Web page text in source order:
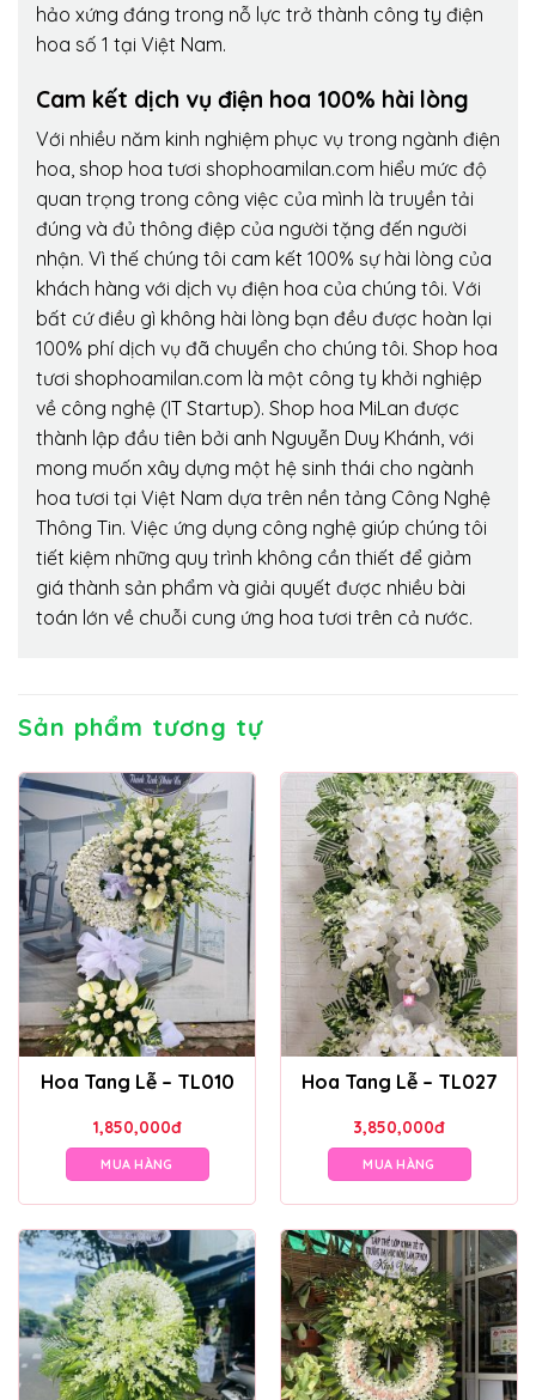
hảo xứng đáng trong nỗ lực trở thành công ty điện
hoa số 1 tại Việt Nam.
Cam kết dịch vụ điện hoa 100% hài lòng
Với nhiều năm kinh nghiệm phục vụ trong ngành điện
hoa, shop hoa tươi shophoamilan.com hiểu mức độ
quan trọng trong công việc của mình là truyền tải
đúng và đủ thông điệp của người tặng đến người
nhận. Vì thế chúng tôi cam kết 100% sự hài lòng của
khách hàng với dịch vụ điện hoa của chúng tôi. Với
bất cứ điều gì không hài lòng bạn đều được hoàn lại
100% phí dịch vụ đã chuyển cho chúng tôi. Shop hoa
tươi shophoamilan.com là một công ty khởi nghiệp
về công nghệ (IT Startup). Shop hoa MiLan được
thành lập đầu tiên bởi anh Nguyễn Duy Khánh, với
mong muốn xây dựng một hệ sinh thái cho ngành
hoa tươi tại Việt Nam dựa trên nền tảng Công Nghệ
Thông Tin. Việc ứng dụng công nghệ giúp chúng tôi
tiết kiệm những quy trình không cần thiết để giảm
giá thành sản phẩm và giải quyết được nhiều bài
toán lớn về chuỗi cung ứng hoa tươi trên cả nước.
Sản phẩm tương tự
Hoa Tang Lễ – TL010
1,850,000đ
MUA HÀNG
Hoa Tang Lễ – TL027
3,850,000đ
MUA HÀNG